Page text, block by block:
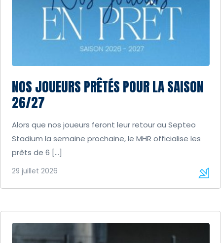
NOS JOUEURS PRÊTÉS POUR LA SAISON
26/27
Alors que nos joueurs feront leur retour au Septeo
Stadium la semaine prochaine, le MHR officialise les
prêts de 6 […]
29 juillet 2026